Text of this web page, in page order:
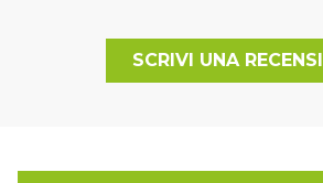
SCRIVI UNA